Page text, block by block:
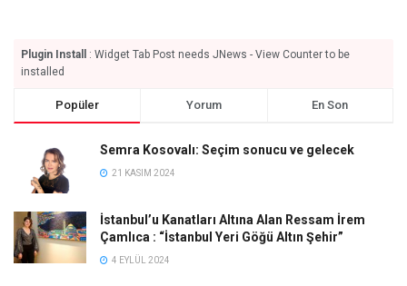
Plugin Install
: Widget Tab Post needs JNews - View Counter to be
installed
Popüler Yorum En Son
Semra Kosovalı: Seçim sonucu ve gelecek
21 KASIM 2024
İstanbul’u Kanatları Altına Alan Ressam İrem
Çamlıca : “İstanbul Yeri Göğü Altın Şehir”
4 EYLÜL 2024